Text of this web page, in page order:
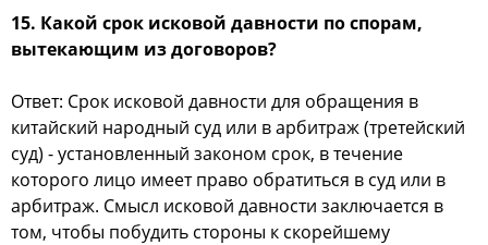
15. Какой срок исковой давности по спорам,
вытекающим из договоров?
Ответ: Срок исковой давности для обращения в
китайский народный суд или в арбитраж (третейский
суд) - установленный законом срок, в течение
которого лицо имеет право обратиться в суд или в
арбитраж. Смысл исковой давности заключается в
том, чтобы побудить стороны к скорейшему